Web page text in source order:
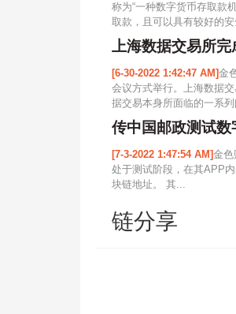
称为“一种数字货币存取款
取款，且可以具有较好的
上海数据交易所
[6-30-2022 1:42:47 AM]金
会议方式举行。上海数据
据交易本身所面临的一系
传中国邮政测试数
[7-3-2022 1:47:54 AM]金色
处于测试阶段，在其APP
块链地址。 其...
链分享